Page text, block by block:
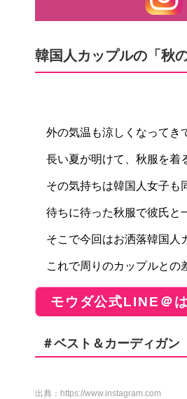
韓国人カップルの「秋
外の気温も涼しくなって
長い夏が明けて、秋服を着
その気持ちは韓国人女子も
待ちに待った秋服で彼氏と
そこで今回はお洒落韓国人
これで周りのカップルと
モウダ公式LINE＠
＃ベスト＆カーディガン
出典： https://www.instagram.com